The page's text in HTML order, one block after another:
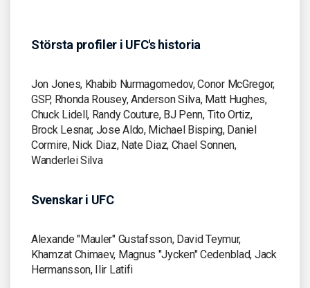
Största profiler i UFC's historia
Jon Jones, Khabib Nurmagomedov, Conor McGregor,
GSP, Rhonda Rousey, Anderson Silva, Matt Hughes,
Chuck Lidell, Randy Couture, BJ Penn, Tito Ortiz,
Brock Lesnar, Jose Aldo, Michael Bisping, Daniel
Cormire, Nick Diaz, Nate Diaz, Chael Sonnen,
Wanderlei Silva
Svenskar i UFC
Alexande "Mauler" Gustafsson, David Teymur,
Khamzat Chimaev, Magnus "Jycken" Cedenblad, Jack
Hermansson, Ilir Latifi